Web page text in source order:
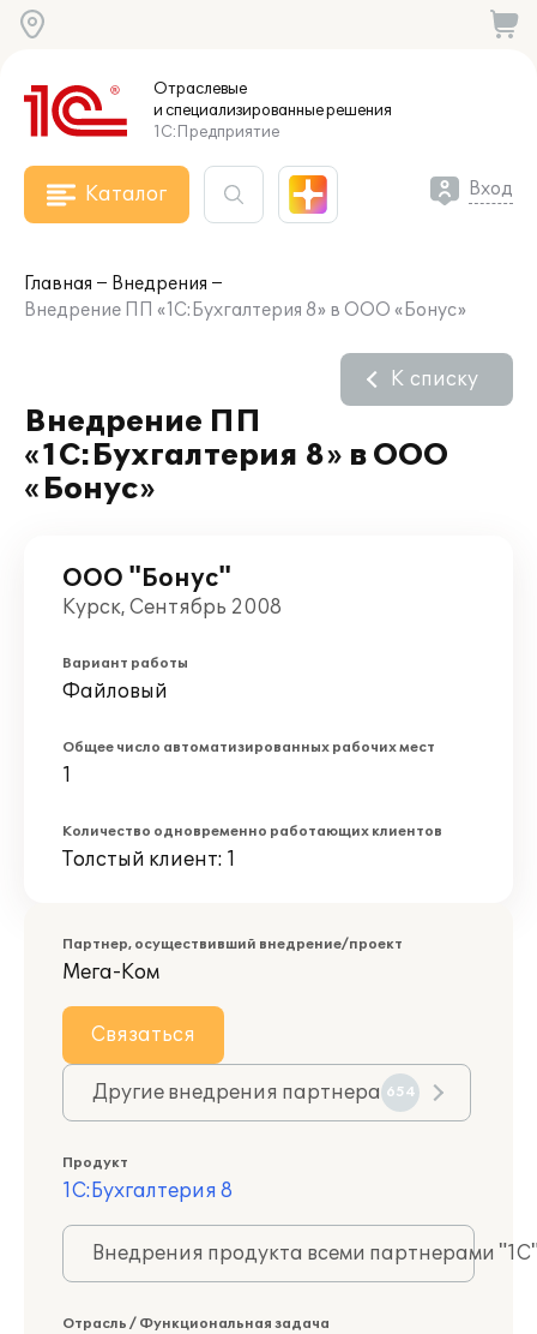
Отраслевые
и специализированныерешения
1С:Предприятие
Каталог Вход
Главная
Внедрения
Внедрение ПП «1С:Бухгалтерия 8» в ООО «Бонус»
Внедрение ПП
«1С:Бухгалтерия 8» в ООО
«Бонус»
К списку
ООО "Бонус"
Курск, Сентябрь 2008
Вариант работы
Файловый
Общее число автоматизированных рабочих мест
1
Количество одновременно работающих клиентов
Толстый клиент: 1
Партнер, осуществивший внедрение/проект
Мега-Ком
Связаться
Другие внедрения партнера 654
Продукт
1С:Бухгалтерия 8
Внедрения продукта всеми партнерами
Отрасль / Функциональная задача